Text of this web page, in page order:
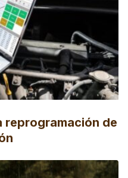
reprogramación de